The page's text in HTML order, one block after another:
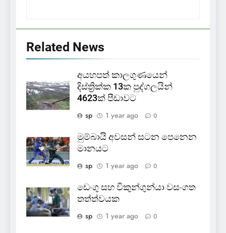
Related News
අයහපත් කාලගුණයෙන්
දිස්ත්‍රික්ක 13ක පුද්ගලයින්
4623ක් පීඩාවට
sp
1 year ago 0
මුම්බායි අවසන් සටන පෙනෙන
මානයට
sp
1 year ago 0
ඩෙංගු සහ විකුන්ගුන්යා වසංගත
තත්ත්වයක
sp
1 year ago 0